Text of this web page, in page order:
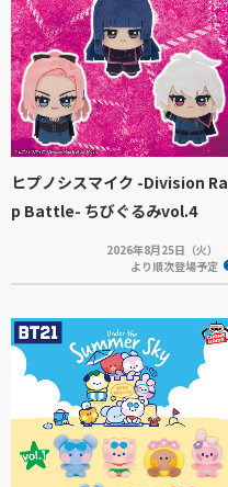
ヒプノシスマイク -Division Ra
p Battle- ちびぐるみvol.4
2026年8月25日（火）
より順次登場予定